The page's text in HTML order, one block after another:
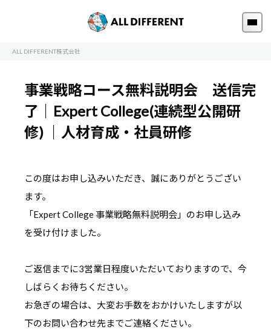
ALL DIFFERENT株式会社
事業戦略コース無料説明会 送信完
了｜Expert College(連続型公開研
修) ｜人材育成・社員研修
この度はお申し込みいただき、誠にありがとうござい
ます。
「Expert College 事業戦略無料説明会」のお申し込み
を受け付けました。
ご返信までに3営業日程度いただいておりますので、今
しばらくお待ちください。
お急ぎの場合は、大変お手数をおかけいたしますが以
下のお問い合わせ先までご連絡ください。